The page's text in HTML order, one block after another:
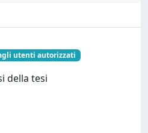
utenti autorizzati
della tesi